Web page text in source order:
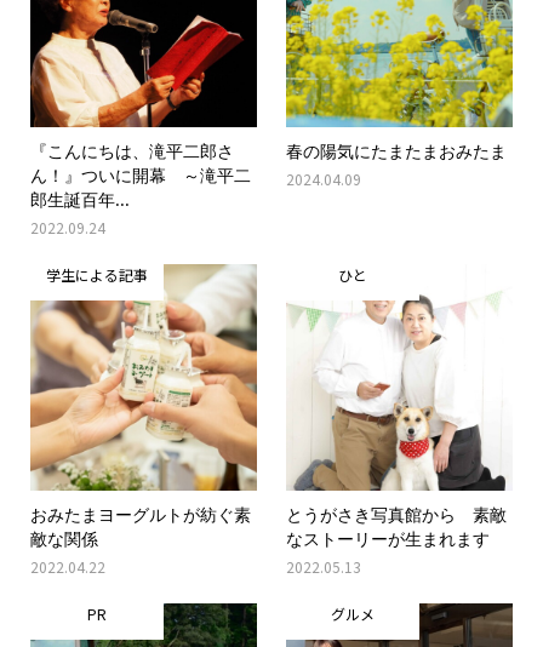
『こんにちは、滝平二郎さ
ん！』ついに開幕 ～滝平二
郎生誕百年...
2022.09.24
春の陽気にたまたまおみたま
2024.04.09
学生による記事
おみたまヨーグルトが紡ぐ素
敵な関係
2022.04.22
ひと
とうがさき写真館から 素敵
なストーリーが生まれます
2022.05.13
PR グルメ